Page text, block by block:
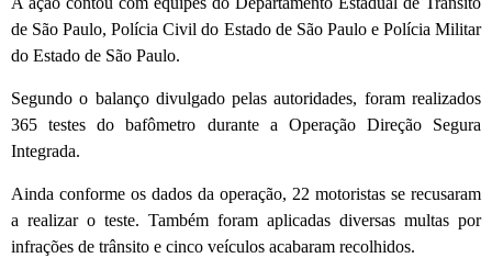
de São Paulo,Polícia Civil do Estado de São Pauloe Polícia Militar
do Estado de São Paulo.
Segundo o balanço divulgado pelas autoridades, foram realizados
365 testes do bafômetro durante a Operação Direção Segura
Integrada.
Ainda conforme os dados da operação, 22 motoristas se recusaram
a realizar o teste. Também foram aplicadas diversas multas por
infrações de trânsito e cinco veículos acabaram recolhidos.